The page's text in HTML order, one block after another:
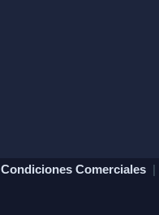
Condiciones Comerciales|